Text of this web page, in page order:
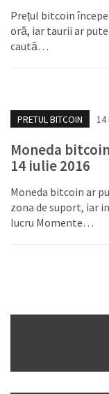
Prețul bitcoin
oră, iar taurii ar
caută…
PRETUL BITCOIN 14
Moneda
14 iulie 2016
Moneda bitcoin ar
zona de suport, iar
lucru Momente…